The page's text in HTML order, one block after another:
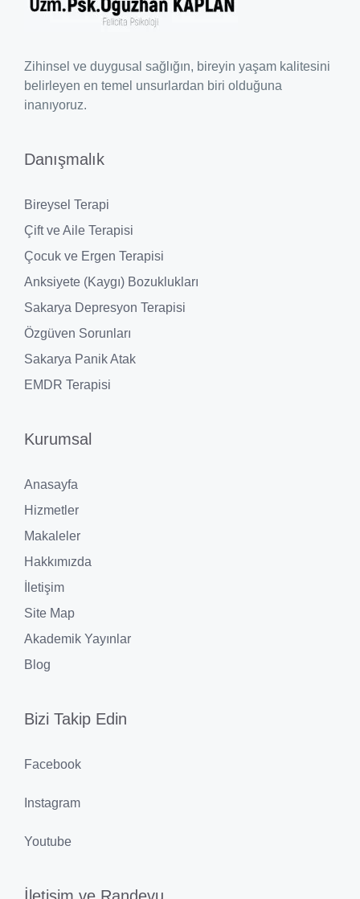
Zihinsel ve duygusal sağlığın, bireyin yaşam kalitesini
belirleyen en temel unsurlardan biri olduğuna
inanıyoruz.
Danışmalık
Bireysel Terapi
Çift ve Aile Terapisi
Çocuk ve Ergen Terapisi
Anksiyete (Kaygı) Bozuklukları
Sakarya Depresyon Terapisi
Özgüven Sorunları
Sakarya Panik Atak
EMDR Terapisi
Kurumsal
Anasayfa
Hizmetler
Makaleler
Hakkımızda
İletişim
Site Map
Akademik Yayınlar
Blog
Bizi Takip Edin
Facebook
Instagram
Youtube